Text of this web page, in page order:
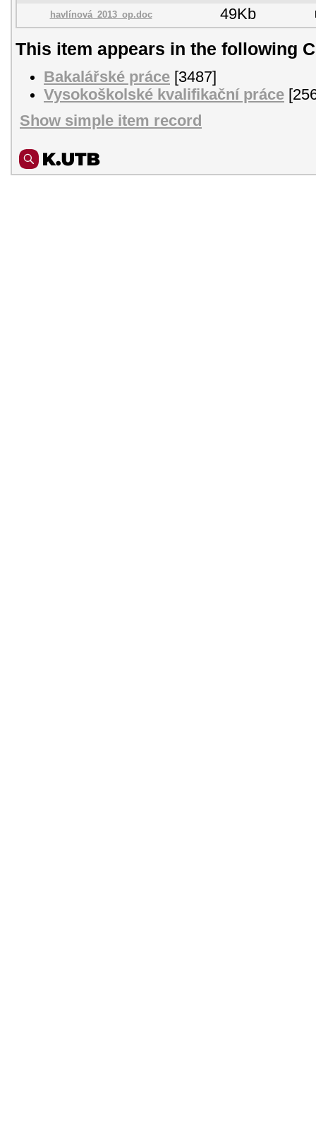
havlínová_2013_op.doc 49Kb
This item appears in the following
Bakalářské práce [3487]
Vysokoškolské kvalifikační práce
Show simple item record